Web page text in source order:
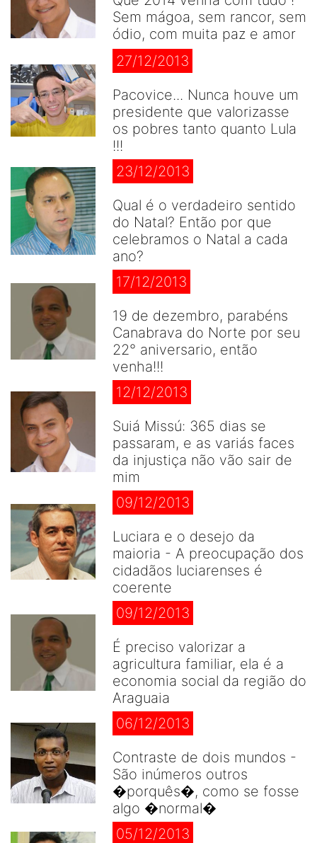
Sem mágoa, sem rancor, sem
ódio, com muita paz e amor
27/12/2013
Pacovice... Nunca houve um
presidente que valorizasse
os pobres tanto quanto Lula
!!!
23/12/2013
Qual é o verdadeiro sentido
do Natal? Então por que
celebramos o Natal a cada
ano?
17/12/2013
19 de dezembro, parabéns
Canabrava do Norte por seu
22° aniversario, então
venha!!!
12/12/2013
Suiá Missú: 365 dias se
passaram, e as variás faces
da injustiça não vão sair de
mim
09/12/2013
Luciara e o desejo da
maioria - A preocupação dos
cidadãos luciarenses é
coerente
09/12/2013
É preciso valorizar a
agricultura familiar, ela é a
economia social da região do
Araguaia
06/12/2013
Contraste de dois mundos -
São inúmeros outros
�porquês�, como se fosse
algo �normal�
05/12/2013